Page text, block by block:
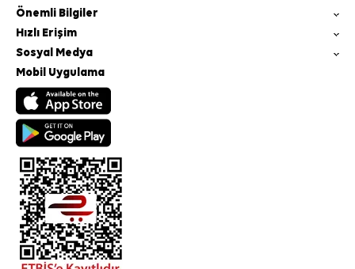
Önemli Bilgiler
Hızlı Erişim
Sosyal Medya
Mobil Uygulama